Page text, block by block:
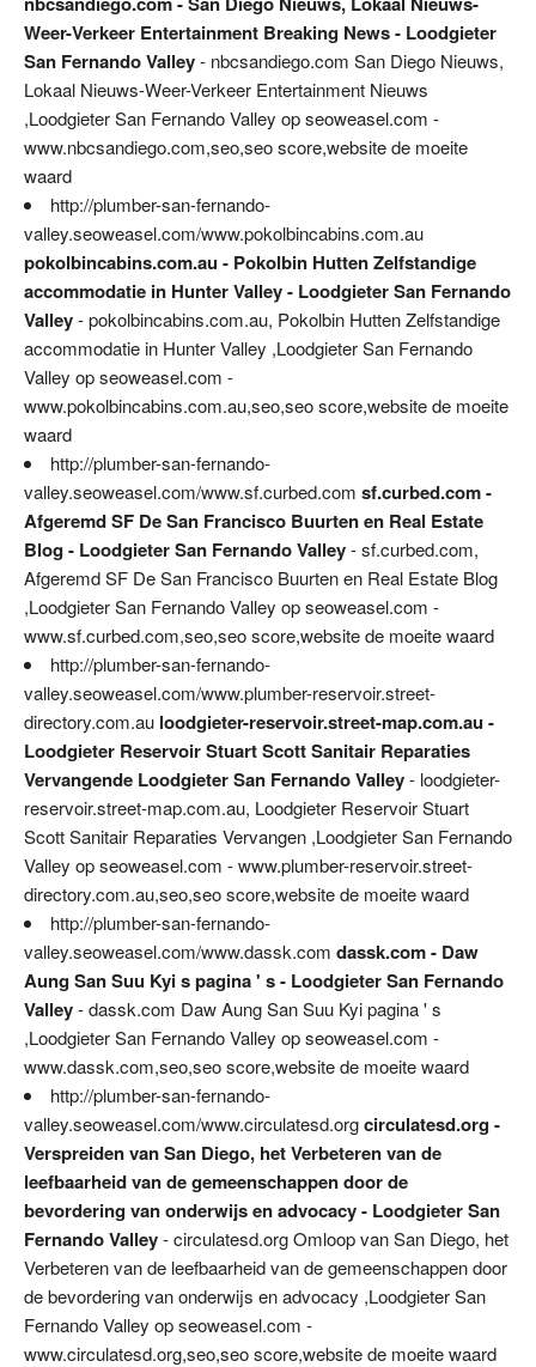
Weer-Verkeer Entertainment Breaking News - Loodgieter
San Fernando Valley- nbcsandiego.com San Diego Nieuws,
Lokaal Nieuws-Weer-Verkeer Entertainment Nieuws
,Loodgieter San Fernando Valley op seoweasel.com -
www.nbcsandiego.com,seo,seo score,website de moeite
waard
http://plumber-san-fernando-
valley.seoweasel.com/www.pokolbincabins.com.au
pokolbincabins.com.au - Pokolbin Hutten Zelfstandige
accommodatie in Hunter Valley - Loodgieter San Fernando
Valley- pokolbincabins.com.au, Pokolbin Hutten Zelfstandige
accommodatie in Hunter Valley ,Loodgieter San Fernando
Valley op seoweasel.com -
www.pokolbincabins.com.au,seo,seo score,website de moeite
waard
http://plumber-san-fernando-
valley.seoweasel.com/www.sf.curbed.com sf.curbed.com -
Afgeremd SF De San Francisco Buurten en Real Estate
Blog - Loodgieter San Fernando Valley- sf.curbed.com,
Afgeremd SF De San Francisco Buurten en Real Estate Blog
,Loodgieter San Fernando Valley op seoweasel.com -
www.sf.curbed.com,seo,seo score,website de moeite waard
http://plumber-san-fernando-
valley.seoweasel.com/www.plumber-reservoir.street-
directory.com.au loodgieter-reservoir.street-map.com.au -
Loodgieter Reservoir Stuart Scott Sanitair Reparaties
Vervangende Loodgieter San Fernando Valley- loodgieter-
reservoir.street-map.com.au, Loodgieter Reservoir Stuart
Scott Sanitair Reparaties Vervangen ,Loodgieter San Fernando
Valley op seoweasel.com - www.plumber-reservoir.street-
directory.com.au,seo,seo score,website de moeite waard
http://plumber-san-fernando-
valley.seoweasel.com/www.dassk.com dassk.com - Daw
Aung San Suu Kyi s pagina ' s - Loodgieter San Fernando
Valley- dassk.com Daw Aung San Suu Kyi pagina ' s
,Loodgieter San Fernando Valley op seoweasel.com -
www.dassk.com,seo,seo score,website de moeite waard
http://plumber-san-fernando-
valley.seoweasel.com/www.circulatesd.orgcirculatesd.org -
Verspreiden van San Diego, het Verbeteren van de
leefbaarheid van de gemeenschappen door de
bevordering van onderwijs en advocacy - Loodgieter San
Fernando Valley- circulatesd.org Omloop van San Diego, het
Verbeteren van de leefbaarheid van de gemeenschappen door
de bevordering van onderwijs en advocacy ,Loodgieter San
Fernando Valley op seoweasel.com -
www.circulatesd.org,seo,seo score,website de moeite waard